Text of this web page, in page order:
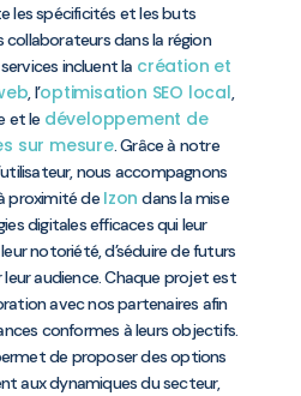
les spécificités et les buts
dans la région
incluent la création et
, l’optimisation SEO local,
et le développement de
sur mesure. Grâce à notre
nous accompagnons
proximité de Izon dans la mise
digitales efficaces qui leur
notoriété, d’séduire de futurs
audience. Chaque projet est
avec nos partenaires afin
conformes à leurs objectifs.
de proposer des options
aux dynamiques du secteur,